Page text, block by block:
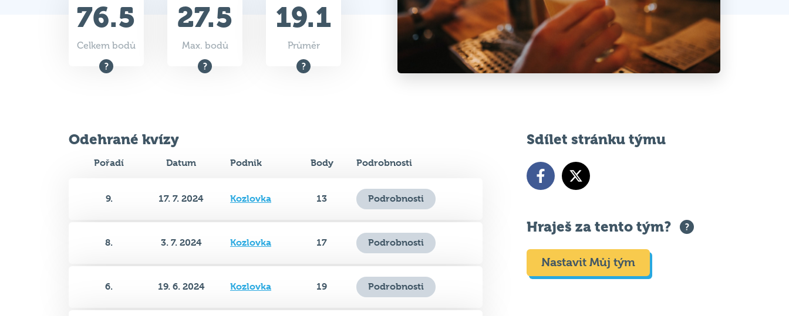
76.5
Celkem bodů
27.5
Max. bodů
19.1
Průměr
Odehrané kvízy
Pořadí Datum Podnik Body Podrobnosti
9. 17. 7. 2024 Kozlovka 13 Podrobnosti
8. 3. 7. 2024 Kozlovka 17 Podrobnosti
6. 19. 6. 2024 Kozlovka 19 Podrobnosti
Sdílet stránku týmu
Hraješ za tento tým?
Nastavit Můj tým